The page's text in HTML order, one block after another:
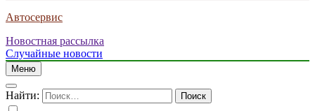
Автосервис
Новостная рассылка
Случайные новости
Меню
Найти: